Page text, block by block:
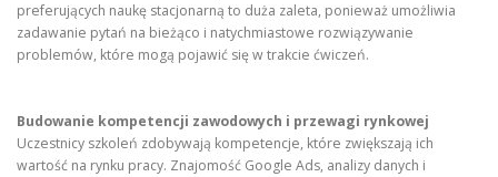
preferujących naukę stacjonarną to duża zaleta, ponieważ umożliwia
zadawanie pytań na bieżąco i natychmiastowe rozwiązywanie
problemów, które mogą pojawić się w trakcie ćwiczeń.
Budowanie kompetencji zawodowych i przewagi rynkowej
Uczestnicy szkoleń zdobywają kompetencje, które zwiększają ich
wartość na rynku pracy. Znajomość Google Ads, analizy danych i